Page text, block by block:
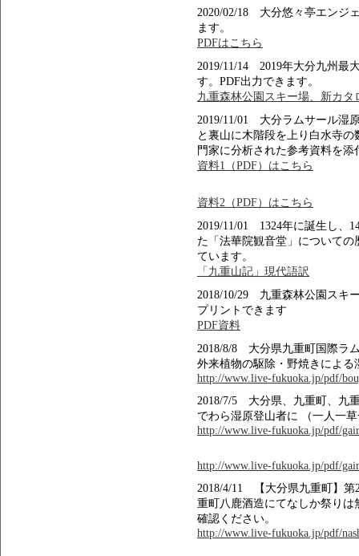
2020/02/18 大分悠々亭エンジ
ます。
PDFはこちら
2019/11/14 2019年大分九州最
す。PDF出力できます。
九重森林公園スキー場、新カタ
2019/11/01 大分ラムサール湿
と裏山に木階段を上り白水寺
門家に分析された参考資料を添
資料1（PDF）はこちら
資料2（PDF）はこちら
2019/11/01 1324年に誕生し、
た「法華院観音堂」について
ています。
「九重山記」現代語訳
2018/10/29 九重森林公園スキ
プリントできます
PDF資料
2018/8/8 大分県九重町国際ラ
外来植物の駆除・野焼きによ
http://www.live-fukuoka.jp/pdf/
2018/7/5 大分県、九重町、九
でわら湿原登山者に （一人一
http://www.live-fukuoka.jp/pdf/
http://www.live-fukuoka.jp/pdf/
2018/4/11 【大分県九重町】第
重町八鹿酒造にてなしか祭り
確認ください。
http://www.live-fukuoka.jp/pdf/